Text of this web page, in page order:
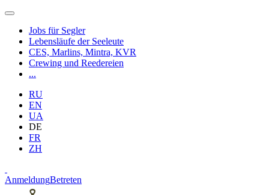
Jobs für Segler
Lebensläufe der Seeleute
CES, Marlins, Mintra, KVR
Crewing und Reedereien
...
RU
EN
UA
DE
FR
ZH
AnmeldungBetreten